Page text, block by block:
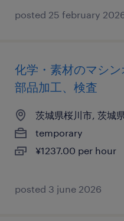
posted 25 february
化学・素材のマシン
部品加工、検査
茨城県桜川市, 茨城
temporary
¥1237.00 per hour
posted 3 june 2026